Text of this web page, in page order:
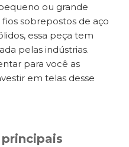
ou grande
sobrepostos de aço
essa peça tem
pelas indústrias.
para você as
em telas desse